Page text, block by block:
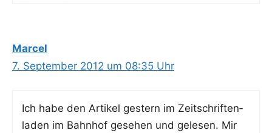
Marcel
7. September 2012 um 08:35 Uhr
Ich habe den Arti­kel ges­tern im Zeit­schrif­ten­
la­den im Bahn­hof gese­hen und gele­sen. Mir